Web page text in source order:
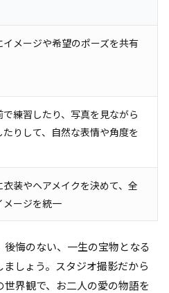
イメージや希望のポーズを共有
で練習したり、写真を見ながら
たりして、自然な表情や角度を
衣装やヘアメイクを決めて、全
メージを統一
悔のない、一生の宝物となる
しょう。スタジオ撮影だから
界観で、お二人の愛の物語を